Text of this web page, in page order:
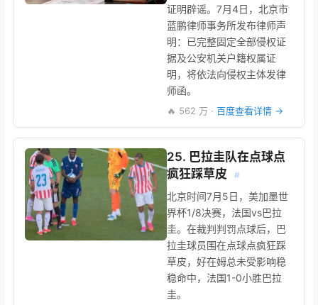
证明辟谣。7月4日，北京市
蓝鹏律师事务所发布律师声
明：已完整固定全部侵权证
据及公安机关户籍权属证
明，将依法向侵权主体发律
师函。
🔥 562 万 · 百度查看详情 →
25. 巴拉圭队在点球点
疯狂踩草皮
#
北京时间7月5日，美加墨世
界杯1/8决赛，法国vs巴拉
圭。在裁判判罚点球后，巴
拉圭球员围在点球点疯狂踩
草皮，好在姆总未受影响稳
稳命中，法国1-0小胜巴拉
圭。